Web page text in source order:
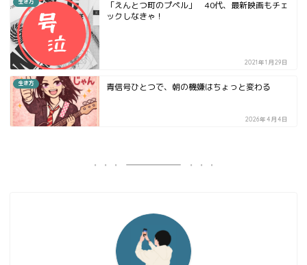
「えんとつ町のプペル」 40代、最新映画もチェ
ックしなきゃ！
2021年1月29日
生き方 青信号ひとつで、朝の機嫌はちょっと変わる
2026年4月4日